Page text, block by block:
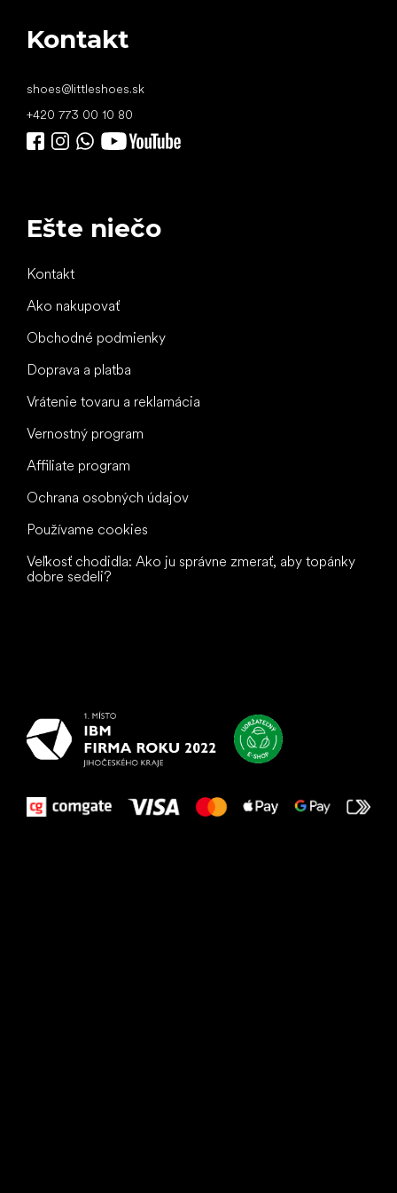
Kontakt
shoes@littleshoes.sk
+420 773 00 10 80
Ešte niečo
Kontakt
Ako nakupovať
Obchodné podmienky
Doprava a platba
Vrátenie tovaru a reklamácia
Vernostný program
Affiliate program
Ochrana osobných údajov
Používame cookies
Veľkosť chodidla: Ako ju správne zmerať, aby topánky
dobre sedeli?